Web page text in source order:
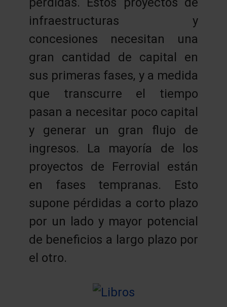
infraestructuras y
concesiones necesitan una
gran cantidad de capital en
sus primeras fases, y a medida
que transcurre el tiempo
pasan a necesitar poco capital
y generar un gran flujo de
ingresos. La mayoría de los
proyectos de Ferrovial están
en fases tempranas. Esto
supone pérdidas a corto plazo
por un lado y mayor potencial
de beneficios a largo plazo por
el otro.